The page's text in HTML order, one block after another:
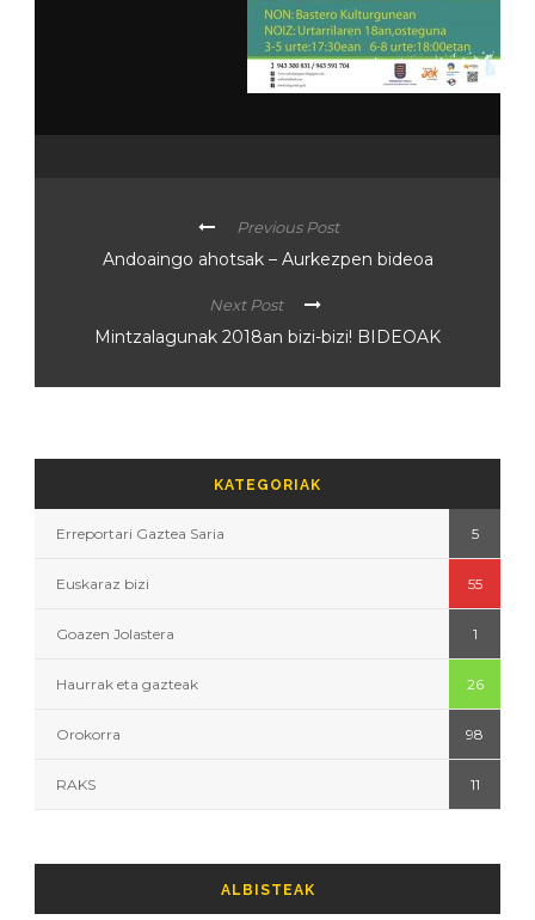
Previous Post
Andoaingo ahotsak – Aurkezpen bideoa
Next Post
Mintzalagunak 2018an bizi-bizi! BIDEOAK
KATEGORIAK
Erreportari Gaztea Saria 5
Euskaraz bizi 55
Goazen Jolastera 1
Haurrak eta gazteak 26
Orokorra 98
RAKS 11
ALBISTEAK